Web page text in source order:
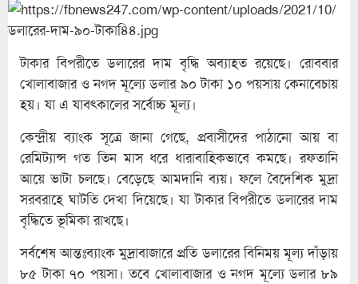
টাকার বিপরীতে ডলারের দাম বৃদ্ধি অব্যাহত রয়েছে। রোববার
খোলাবাজার ও নগদ মূল্যে ডলার ৯০ টাকা ১০ পয়সায় কেনাবেচায়
হয়। যা এ যাবৎকালের সর্বোচ্চ মূল্য।
কেন্দ্রীয় ব্যাংক সূত্রে জানা গেছে, প্রবাসীদের পাঠানো আয় বা
রেমিট্যান্স গত তিন মাস ধরে ধারাবাহিকভাবে কমছে। রফতানি
আয়ে ভাটা চলছে। বেড়েছে আমদানি ব্যয়। ফলে বৈদেশিক মুদ্রা
সরবরাহে ঘাটতি দেখা দিয়েছে। যা টাকার বিপরীতে ডলারের দাম
বৃদ্ধিতে ভূমিকা রাখছে।
সর্বশেষ আন্তঃব্যাংক মুদ্রাবাজারে প্রতি ডলারের বিনিময় মূল্য দাঁড়ায়
৮৫ টাকা ৭০ পয়সা। তবে খোলাবাজার ও নগদ মূল্যে ডলার ৮৯